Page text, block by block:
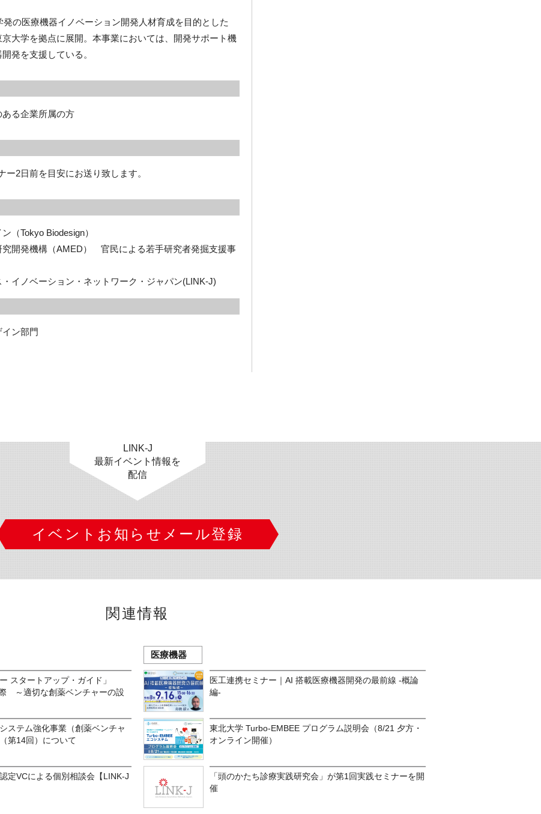
の医療機器イノベーション開発人材育成を目的とした
京大学を拠点に展開。本事業においては、開発サポート機
発を支援している。
る企業所属の方
2日前を目安にお送り致します。
（Tokyo Biodesign）
開発機構（AMED） 官民による若手研究者発掘支援事
イノベーション・ネットワーク・ジャパン(LINK-J)
ン部門
LINK-J
最新イベント情報を
配信
イベントお知らせメール登録
関連情報
スタートアップ・ガイド」
際 ～適切な創薬ベンチャーの設
ステム強化事業（創薬ベンチャ
第14回）について
定VCによる個別相談会【LINK-J
医療機器
医工連携セミナー｜AI 搭載医療機器開発の最前線 -概論
編-
東北大学 Turbo-EMBEE プログラム説明会（8/21 夕方・
オンライン開催）
「頭のかたち診療実践研究会」が第1回実践セミナーを開
催